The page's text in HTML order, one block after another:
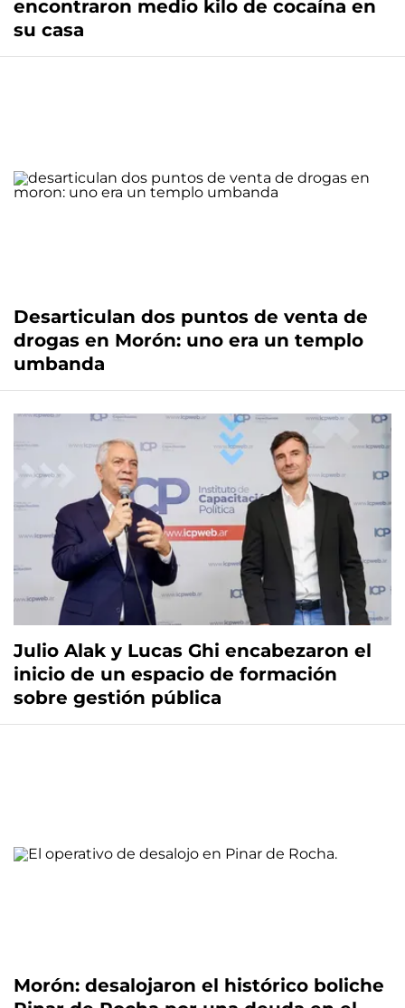
encontraron medio kilo de cocaína en
su casa
Desarticulan dos puntos de venta de
drogas en Morón: uno era un templo
umbanda
Julio Alak y Lucas Ghi encabezaron el
inicio de un espacio de formación
sobre gestión pública
Morón: desalojaron el histórico boliche